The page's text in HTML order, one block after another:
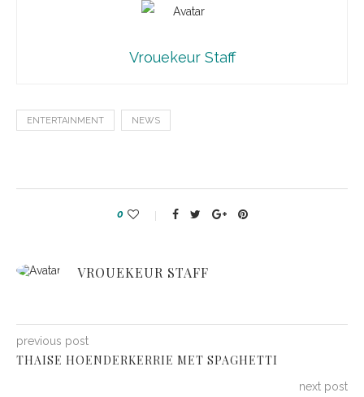
Vrouekeur Staff
ENTERTAINMENT NEWS
0
VROUEKEUR STAFF
previous post
THAISE HOENDERKERRIE MET SPAGHETTI
next post